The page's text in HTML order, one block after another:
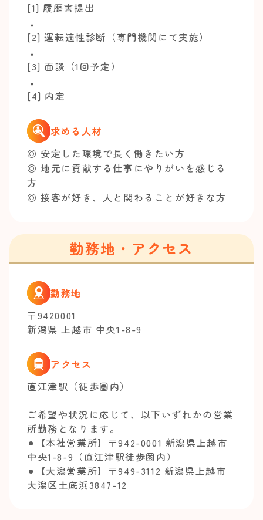
[1] 履歴書提出
↓
[2] 運転適性診断（専門機関にて実施）
↓
[3] 面談（1回予定）
↓
[4] 内定
求める人材
◎ 安定した環境で長く働きたい方
◎ 地元に貢献する仕事にやりがいを感じる
方
◎ 接客が好き、人と関わることが好きな方
勤務地・アクセス
勤務地
〒9420001
新潟県 上越市 中央1-8-9
アクセス
直江津駅（徒歩圏内）
ご希望や状況に応じて、以下いずれかの営業
所勤務となります。
⚫︎【本社営業所】〒942-0001 新潟県上越市
中央1-8-9（直江津駅徒歩圏内）
⚫︎【大潟営業所】〒949-3112 新潟県上越市
大潟区土底浜3847-12